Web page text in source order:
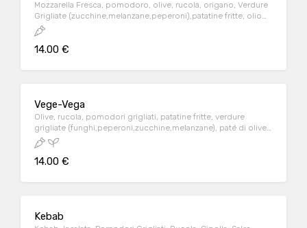
Mozzarella Fresca, pomodoro, olive, rucola, origano, Verdure
Grigliate (zucchine,melanzane,peperoni),patatine fritte, olio
evo, piadina IGP alla Riminese.
14.00 €
Vege-Vega
Olive, rucola, pomodori grigliati, patatine fritte, verdure
grigliate (funghi,peperoni,zucchine,melanzane), paté di olive,
piadina IGP alla Riminese.
14.00 €
Kebab